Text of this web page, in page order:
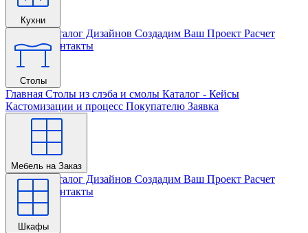
Кухни
Главная Каталог Дизайнов Создадим Ваш Проект Расчет
Проекта Контакты
Столы
Главная Столы из слэба и смолы Каталог - Кейсы
Кастомизации и процесс Покупателю Заявка
Мебель на Заказ
Главная Каталог Дизайнов Создадим Ваш Проект Расчет
Проекта
Контакты
Шкафы